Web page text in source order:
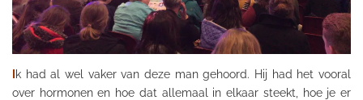
k had al wel vaker van deze man gehoord. Hij had het vooral
over hormonen en hoe dat allemaal in elkaar steekt, hoe je er